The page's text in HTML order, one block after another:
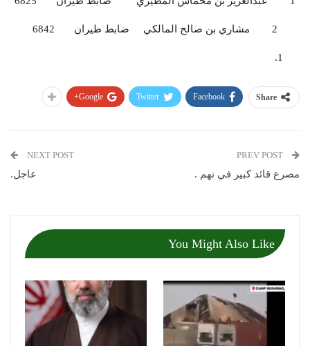
2 مشاري بن صالح المالكي ضابط طيران 6842
Share
Facebook
Twitter
Google+
مصرع قائد كبير في نهم .
NEXT POST
عاجل.
You Might Also Like